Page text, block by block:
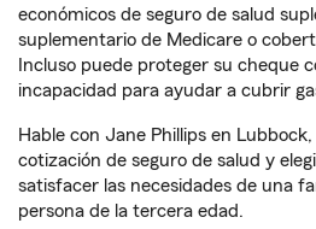
económicos de seguro de salud
suplementario de Medicare o
Incluso puede proteger su cheque
incapacidad para ayudar a cubrir
Hable con Jane Phillips en
cotización de seguro de salud y
satisfacer las necesidades de una
persona de la tercera edad.